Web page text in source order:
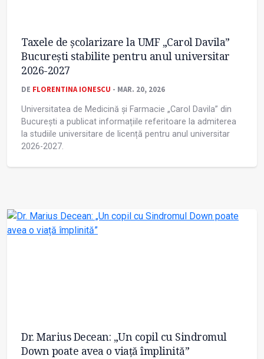
Taxele de școlarizare la UMF „Carol Davila”
București stabilite pentru anul universitar
2026-2027
DE FLORENTINA IONESCU - MAR. 20, 2026
Universitatea de Medicină și Farmacie „Carol Davila” din
București a publicat informațiile referitoare la admiterea
la studiile universitare de licență pentru anul universitar
2026-2027.
Dr. Marius Decean: „Un copil cu Sindromul
Down poate avea o viață împlinită”